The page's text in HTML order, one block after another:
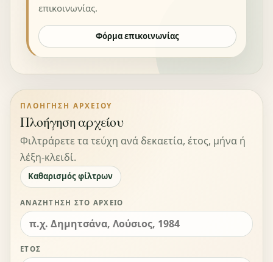
επικοινωνίας.
Φόρμα επικοινωνίας
ΠΛΟΉΓΗΣΗ ΑΡΧΕΊΟΥ
Πλοήγηση αρχείου
Φιλτράρετε τα τεύχη ανά δεκαετία, έτος, μήνα ή
λέξη-κλειδί.
Καθαρισμός φίλτρων
ΑΝΑΖΉΤΗΣΗ ΣΤΟ ΑΡΧΕΊΟ
ΈΤΟΣ